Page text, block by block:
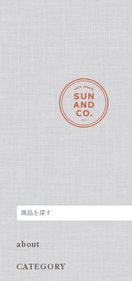
about
CATEGORY